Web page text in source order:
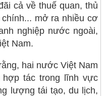
cả về thuế quan, thủ
mở ra nhiều cơ
nghiệp nước ngoài,
Nam.
hai nước Việt Nam
hợp tác trong lĩnh vực
lượng tái tạo, du lịch,